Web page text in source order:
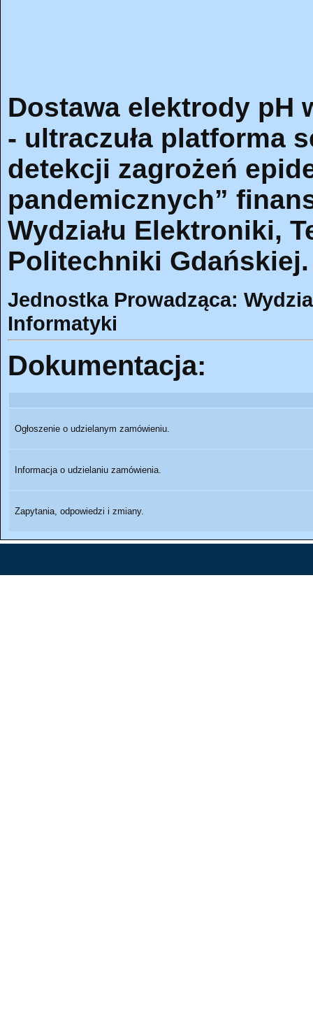
Dostawa elektrody pH
- ultraczuła platforma
detekcji zagrożeń
pandemicznych”
Wydziału Elektroniki,
Politechniki Gdańskiej.
Jednostka Prowadząca:
Informatyki
Dokumentacja:
Ogłoszenie o udzielanym zamówieniu.
Informacja o udzielaniu zamówienia.
Zapytania, odpowiedzi i zmiany.